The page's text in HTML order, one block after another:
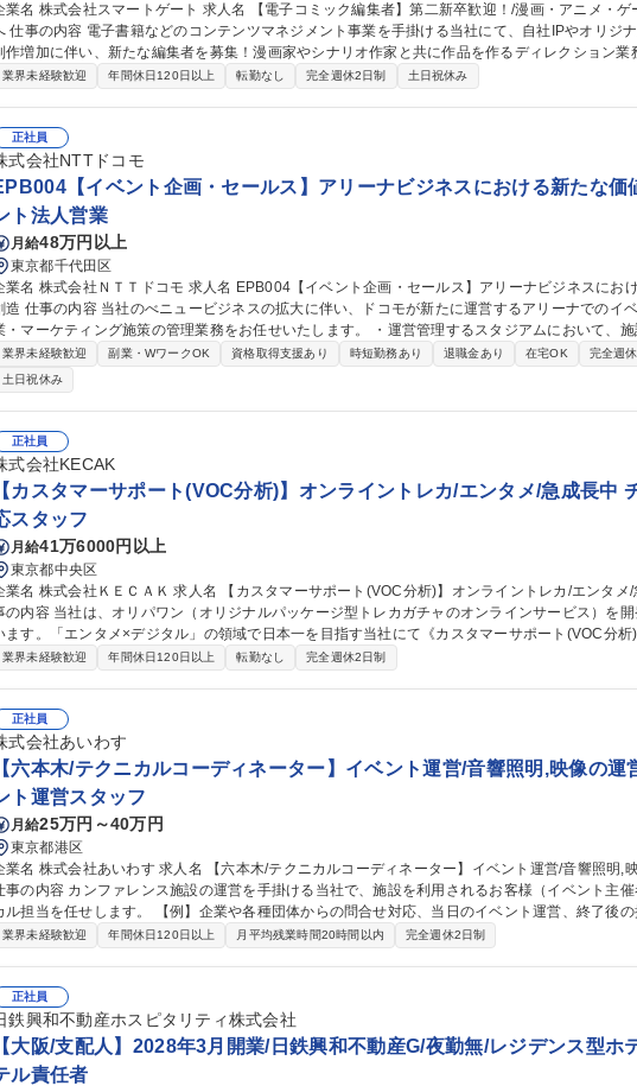
株式会社スマートゲート 求人名 【電子コミック編集者】第二新卒歓迎！/漫画・アニメ・ゲーム好きな方
ける当社にて、自社IPやオリジナルコミックの
作増加に伴い、新たな編集者を募集！漫画家やシナリオ作家と共に作品を作るディレクション業
ます。 【編集業務】■原稿のディレクション（チェック／赤入れ）■漫画家／取引先との連絡業務■制作ラインの
務（メーカー／サークル／漫画家・クリエイターなど） ※その他、自社IP作品の企画提案／進行
テンツ制作なども行います。 募集職種 【電子コミック編集者】第二新卒歓迎！/漫画・アニメ・ゲーム好き
方へ
業界未経験歓迎 年間休日120日以上 転勤なし 完全週休2日制 土日祝休み
正社員
式会社NTTドコモ
【イベント企画・セールス】アリーナビジネスにおける新たな価
ト法人営業
月給48万円以上
東京都千代田区
株式会社ＮＴＴドコモ 求人名 EPB004【イベント企画・セールス】アリーナビジネスにおける新たな価値
拡大に伴い、ドコモが新たに運営するアリーナでのイベント企画/営
マーケティング施策の管理業務をお任せいたします。 ・運営管理するスタジアムにおいて、施設利用が想定
される興行主（特に音楽興行主）へのブッキング営業業務や自主イベントの企画立案 ・上記イベン
る、マーケティング施策の実行管理 ※今回のポジションでは、採用後管理するスタジアム運営会
業界未経験歓迎 副業・WワークOK 資格取得支援あり 時短勤務あり 退職金あり 在宅OK
完全週
土日祝休み
正社員
式会社KECAK
【カスタマーサポート(VOC分析)】オンライントレカ/エンタメ/急成長中
スタッフ
月給41万6000円以上
東京都中央区
株式会社ＫＥＣＡＫ 求人名 【カスタマーサポート(VOC分析)】オンライントレカ/エンタメ/急成長中★ 仕
の内容 当社は、オリパワン（オリジナルパッケージ型トレカガチャのオンラインサービス）を
ます。「エンタメ×デジタル」の領域で日本一を目指す当社にて《カスタマーサポート(VOC分析
す！ 応品質管理やデータ分析を通じて顧客体験を高め、開発チームと連携した製品改善まで推進します。 【具体
データ分類・分析によるプロダクト改善提案を担当 【仕事の魅力】急成長組織の仕組み化に直接
を起点にサービス進化へ貢献できる環境です。 募集職種 【カスタマーサポート(VOC分析)】オンライントレ
/エンタメ/急成長中★
業界未経験歓迎 年間休日120日以上 転勤なし 完全週休2日制
正社員
式会社あいわす
【六本木/テクニカルコーディネーター】イベント運営/音響照明,映像の運
ト運営スタッフ
月給25万円～40万円
東京都港区
株式会社あいわす 求人名 【六本木/テクニカルコーディネーター】イベント運営/音響照明,映像の運営管理
事の内容 カンファレンス施設の運営を手掛ける当社で、施設を利用されるお客様（イベント主
ル担当を任せします。 【例】企業や各種団体からの問合せ対応、当日のイベント運営、終了後
【イベント当日までの流れ】問い合わせ対応や予約受付→会場の案内→イベント内容・規模・予算
は指定協力会社への手配、準備→イベント当日の運営(設営から撤収までのディレクションを行い
対応とホスピタリティでお客様にご満足いただいております 募集職種 【六本木/テクニカルコーディネータ
】イベント運営/音響照明,映像の運営管理
業界未経験歓迎 年間休日120日以上 月平均残業時間20時間以内 完全週休2日制
正社員
鉄興和不動産ホスピタリティ株式会社
【大阪/支配人】2028年3月開業/日鉄興和不動産G/夜勤無/レジデンス型ホ
ル責任者